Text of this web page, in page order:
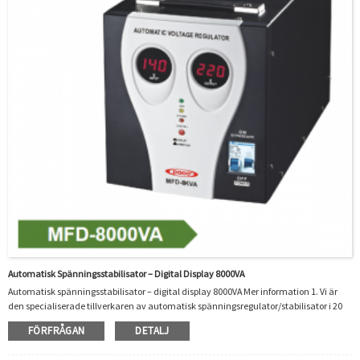
Automatisk Spänningsstabilisator – Digital Display 8000VA
Automatisk spänningsstabilisator – digital display 8000VA Mer information 1. Vi är
den specialiserade tillverkaren av automatisk spänningsregulator/stabilisator i 20
år. Vi har praktiserat och riklig tillverkningserfarenhet.2. Våra produkter var
certifierade av CE/CB/ROHS/ISO.Mycket miljömässigt och populärt i Afrika,
FÖRFRÅGAN DETALJ